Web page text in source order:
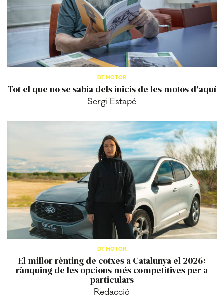
DT MOTOR
Tot el que no se sabia dels inicis de les motos d'aquí
Sergi Estapé
DT MOTOR
El millor rènting de cotxes a Catalunya el 2026:
rànquing de les opcions més competitives per a
particulars
Redacció